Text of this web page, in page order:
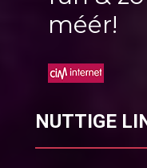
méér!
NUTTIGE